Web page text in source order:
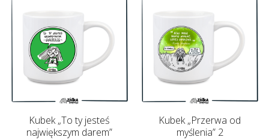
Kubek „To ty jesteś
największym darem”
Kubek „Przerwa od
myślenia” 2